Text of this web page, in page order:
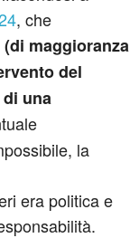
, che
maggioranza
del
una
la
era politica e